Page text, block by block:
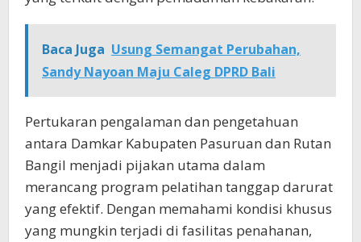
Baca Juga Usung Semangat Perubahan,
Sandy Nayoan Maju Caleg DPRD Bali
Pertukaran pengalaman dan pengetahuan
antara Damkar Kabupaten Pasuruan dan Rutan
Bangil menjadi pijakan utama dalam
merancang program pelatihan tanggap darurat
yang efektif. Dengan memahami kondisi khusus
yang mungkin terjadi di fasilitas penahanan,